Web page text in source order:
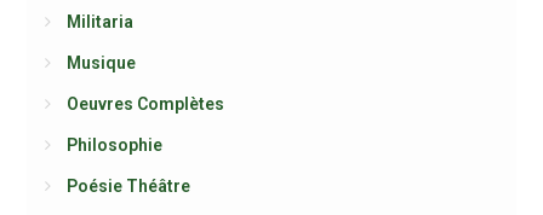
Militaria
Musique
Oeuvres Complètes
Philosophie
Poésie Théâtre